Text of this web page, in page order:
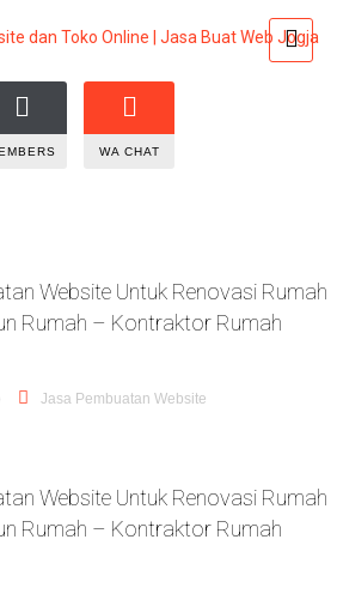
WA CHAT
Website Untuk Renovasi Rumah
Rumah – Kontraktor Rumah
Jasa Pembuatan Website
Website Untuk Renovasi Rumah
Rumah – Kontraktor Rumah